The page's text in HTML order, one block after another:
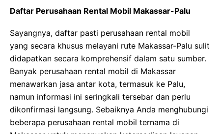
Daftar Perusahaan Rental Mobil Makassar-Palu
Sayangnya, daftar pasti perusahaan rental mobil
yang secara khusus melayani rute Makassar-Palu sulit
didapatkan secara komprehensif dalam satu sumber.
Banyak perusahaan rental mobil di Makassar
menawarkan jasa antar kota, termasuk ke Palu,
namun informasi ini seringkali tersebar dan perlu
dikonfirmasi langsung. Sebaiknya Anda menghubungi
beberapa perusahaan rental mobil ternama di